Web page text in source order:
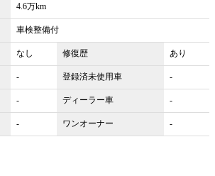
4.6万km
車検整備付
なし 修復歴 あり
- 登録済未使用車 -
- ディーラー車 -
- ワンオーナー -